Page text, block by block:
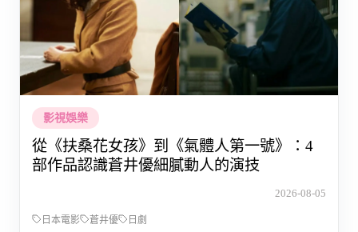
影視娛樂
從《扶桑花女孩》到《氣體人第一號》：4
部作品認識蒼井優細膩動人的演技
2026-08-05
日本電影 蒼井優 日劇